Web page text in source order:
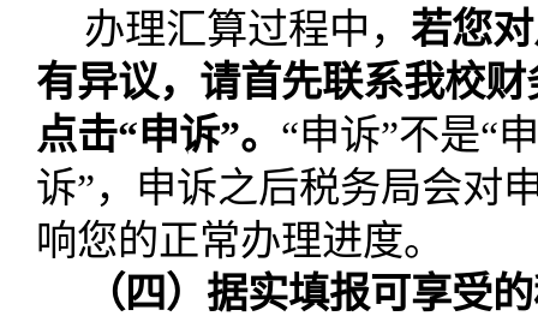
办理汇算过程中， 若您
有异议，请首先联系我校
点击“申诉”。 “申诉”不是“
诉”，申诉之后税务局会对
响您的正常办理进度。
（四）据实填报可享受